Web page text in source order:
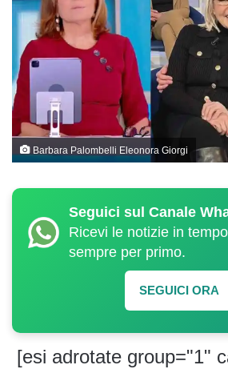
Barbara Palombelli Eleonora Giorgi
Seguici sul Canale
Ricevi le notizie in
sempre per primo.
SEGUICI ORA
[esi adrotate group="1"